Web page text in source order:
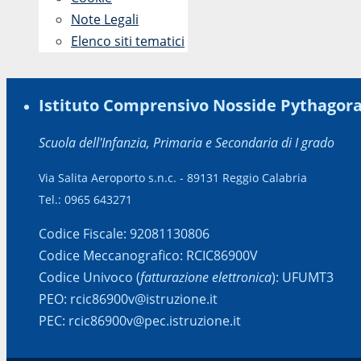
Note Legali
Elenco siti tematici
Istituto Comprensivo Nosside
Scuola dell'Infanzia, Primaria e Secondaria di I grado
Via Salita Aeroporto s.n.c. - 89131 Reggio Calabria
Tel.: 0965 643271
Codice Fiscale: 92081130806
Codice Meccanografico: RCIC86900V
Codice Univoco (fatturazione elettronica): UFUMT3
PEO: rcic86900v@istruzione.it
PEC: rcic86900v@pec.istruzione.it